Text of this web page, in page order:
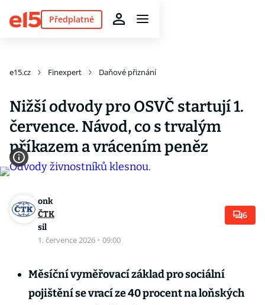
Předplatné
e15.cz Finexpert Daňové přiznání
Nižší odvody pro OSVČ startují 1.
července. Návod, co s trvalým
příkazem a vrácením peněz
onk
ČTK
sil
1. července 2026 · 09:00
6
Měsíční vyměřovací základ pro sociální
pojištění se vrací ze 40 procent na loňských